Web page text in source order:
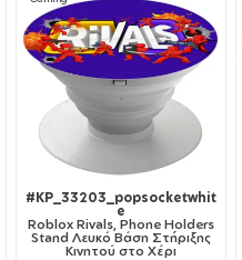
#KP_33203_popsocketwhit
e
Roblox Rivals, Phone Holders
Stand Λευκό Βάση Στήριξης
Κινητού στο Χέρι